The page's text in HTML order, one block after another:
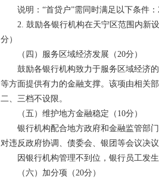
说明：“首贷户”需同时满足以下条件
2. 鼓励各银行机构在天宁区范围内新
分）
（四）服务区域经济发展（20分）
鼓励各银行机构致力于服务区域经济
等方面提供有力的金融支撑。该项由相关
二、三档不设限。
（五）维护地方金融稳定（10分）
银行机构配合地方政府和金融监管部
对违反政府协调、债委会、银团等会议决
因银行机构管理不到位，银行员工发
（六）加分项（20分）